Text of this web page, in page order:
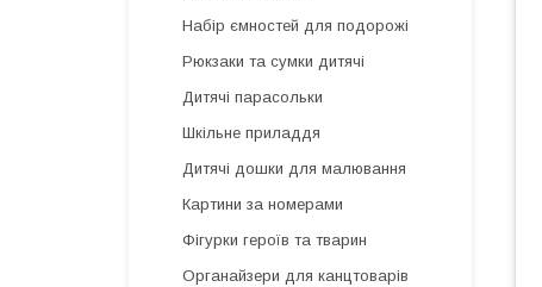
Набір ємностей для подорожі
Рюкзаки та сумки дитячі
Дитячі парасольки
Шкільне приладдя
Дитячі дошки для малювання
Картини за номерами
Фігурки героїв та тварин
Органайзери для канцтоварів